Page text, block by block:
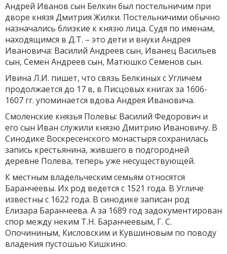
Андрей Иванов сын Белкин был постельничим при
дворе князя Дмитрия Жилки. Постельничими обычно
назначались близкие к князю лица. Судя по именам,
находящимся в Д.Т. – это дети и внуки Андрея
Ивановича: Василий Андреев сын, Иванец Васильев
сын, Семен Андреев сын, Матюшко Семенов сын.
Ивина Л.И. пишет, что связь Белкиных с Угличем
продолжается до 17 в, в Писцовых книгах за 1606-
1607 гг. упоминается вдова Андрея Ивановича.
Смоленские князья Полевы: Василий Федорович и
его сын Иван служили князю Дмитрию Ивановичу. В
Синодике Воскресенского монастыря сохранилась
запись крестьянина, жившего в подгородней
деревне Полева, теперь уже несуществующей.
К местным владельческим семьям относятся
Баранчеевы. Их род ведется с 1521 года. В Угличе
известны с 1622 года. В синодике записан род
Елизара Баранчеева. А за 1689 год задокументирован
спор между неким Т.Н. Баранчеевым, Г. С.
Опочининым, Кисловским и Кувшиновым по поводу
владения пустошью Кишкино.